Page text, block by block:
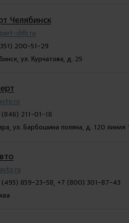
Челябинск
chlb.ru
200-51-29
ул. Курчатова, д. 25
(846) 211-01-18
ул. Барбошина поляна, д. 120 линия
(495) 859-23-58, +7 (800) 301-87-43